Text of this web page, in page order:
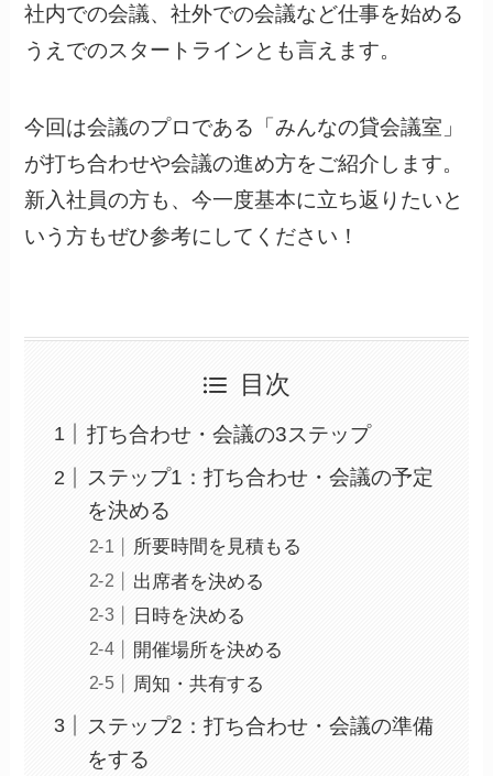
社内での会議、社外での会議など仕事を始める
うえでのスタートラインとも言えます。
今回は会議のプロである「みんなの貸会議室」
が打ち合わせや会議の進め方をご紹介します。
新入社員の方も、今一度基本に立ち返りたいと
いう方もぜひ参考にしてください！
目次
打ち合わせ・会議の3ステップ
ステップ1：打ち合わせ・会議の予定
を決める
所要時間を見積もる
出席者を決める
日時を決める
開催場所を決める
周知・共有する
ステップ2：打ち合わせ・会議の準備
をする